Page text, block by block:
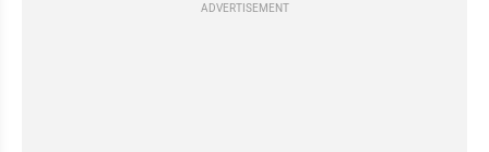
ADVERTISEMENT